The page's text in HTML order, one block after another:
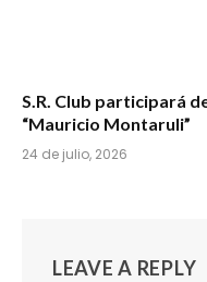
S.R. Club participará
“Mauricio Montaruli”
24 de julio, 2026
LEAVE A REPLY